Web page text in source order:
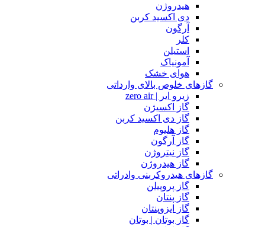
هیدروژن
دی اکسید کربن
آرگون
کلر
استیلن
آمونیاک
هوای خشک
گازهای خلوص بالای وارداتی
زیرو ایر | zero air
گاز اکسیژن
گاز دی اکسید کربن
گاز هلیوم
گاز آرگون
گاز نیتروژن
گاز هیدروژن
گازهای هیدروکربنی وادراتی
گاز پروپیلن
گاز پنتان
گاز ایزوپنتان
گاز بوتان | بوتان